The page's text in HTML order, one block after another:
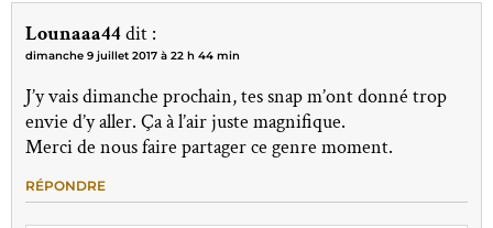
Lounaaa44dit :
dimanche 9 juillet 2017 à 22 h 44 min
J’y vais dimanche prochain, tes snap m’ont donné trop
envie d’y aller. Ça à l’air juste magnifique.
Merci de nous faire partager ce genre moment.
RÉPONDRE